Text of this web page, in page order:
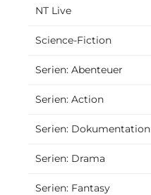
NT Live
Science-Fiction
Serien: Abenteuer
Serien: Action
Serien: Dokumentation
Serien: Drama
Serien: Fantasy